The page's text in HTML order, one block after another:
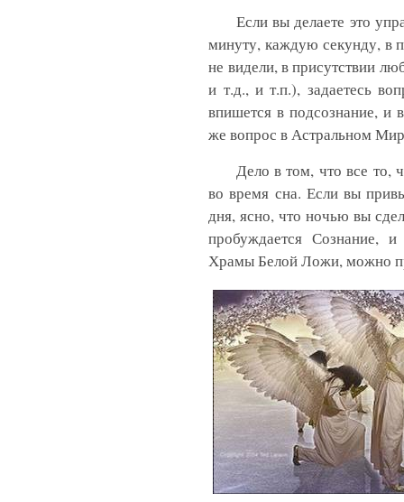
Если вы делаете это
минуту, каждую секунду, в
не видели, в присутствии
и т.д., и т.п.), задаетесь
впишется в подсознание, и
же вопрос в Астральном
Дело в том, что все то,
во время сна. Если вы
дня, ясно, что ночью вы
пробуждается Сознание,
Храмы Белой Ложи, можно